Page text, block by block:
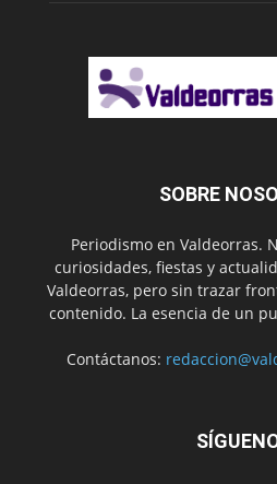
SOBRE
Periodismo en Valdeorras.
curiosidades, fiestas y
Valdeorras, pero sin trazar
contenido. La esencia de un
Contáctanos: